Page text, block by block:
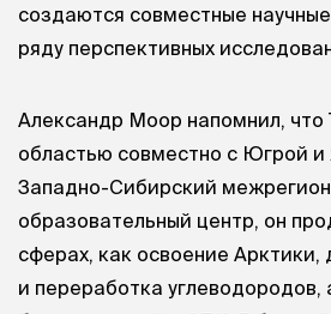
создаются совместные
ряду перспективных
Александр Моор напомнил, что
областью совместно с Югрой
Западно-Сибирский
образовательный центр, он
сферах, как освоение Арктики,
и переработка углеводородов,